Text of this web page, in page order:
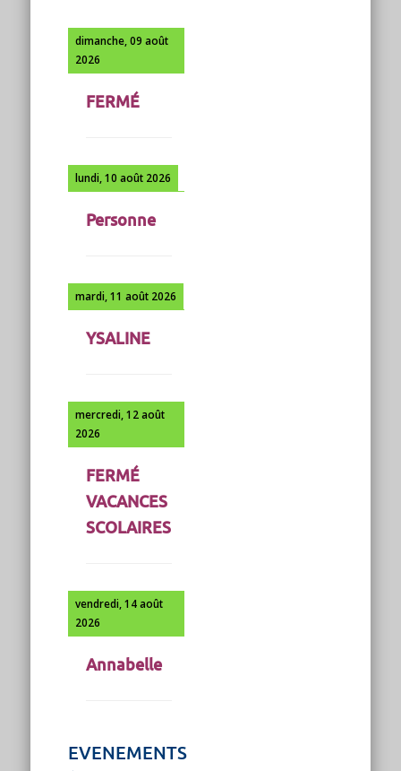
dimanche, 09 août
2026
FERMÉ
lundi, 10 août 2026
Personne
mardi, 11 août 2026
YSALINE
mercredi, 12 août
2026
FERMÉ
VACANCES
SCOLAIRES
vendredi, 14 août
2026
Annabelle
EVENEMENTS